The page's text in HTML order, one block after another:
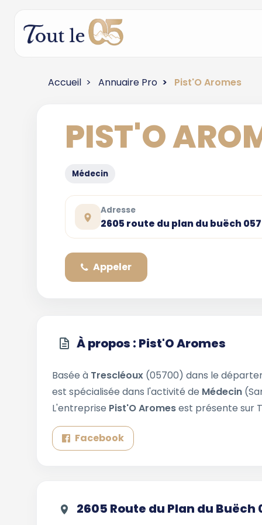
Accueil Annuaire Pro Pist'O Aromes
PIST'O
Médecin
Adresse
2605 route du plan du buëch
Appeler
À propos : Pist'O Aromes
Basée à Trescléoux (05700) dans le
est spécialisée dans l'activité de Médecin
L'entreprise Pist'O Aromesest présente sur
Facebook
2605 Route du Plan du